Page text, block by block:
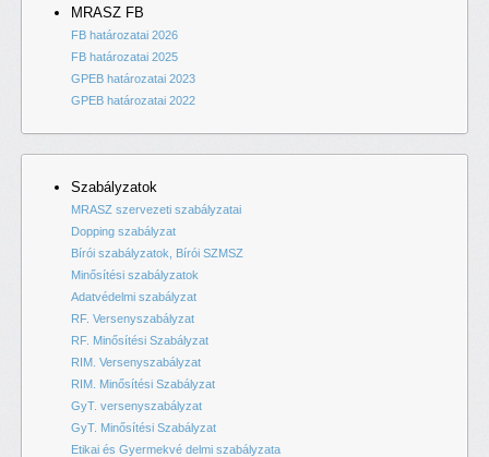
MRASZ FB
FB határozatai 2026
FB határozatai 2025
GPEB határozatai 2023
GPEB határozatai 2022
Szabályzatok
MRASZ szervezeti szabályzatai
Dopping szabályzat
Bírói szabályzatok, Bírói SZMSZ
Minősítési szabályzatok
Adatvédelmi szabályzat
RF. Versenyszabályzat
RF. Minősítési Szabályzat
RIM. Versenyszabályzat
RIM. Minősítési Szabályzat
GyT. versenyszabályzat
GyT. Minősítési Szabályzat
Etikai és Gyermekvé delmi szabályzata